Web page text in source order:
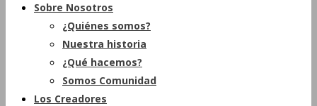
Sobre Nosotros
¿Quiénes somos?
Nuestra historia
¿Qué hacemos?
Somos Comunidad
Los Creadores